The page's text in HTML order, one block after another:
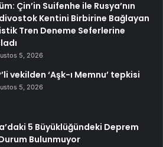
Çin’in Suifenhe ile Rusya’nın
Kentini Birbirine Bağlayan
Tren Deneme Seferlerine
5, 2026
vekilden ‘Aşk-ı Memnu’ tepkisi
5, 2026
5 Büyüklüğündeki Deprem
Bulunmuyor